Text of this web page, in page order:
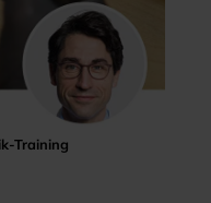
Training